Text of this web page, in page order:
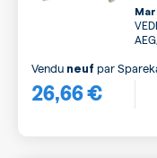
26,66 €
Vendu neuf par